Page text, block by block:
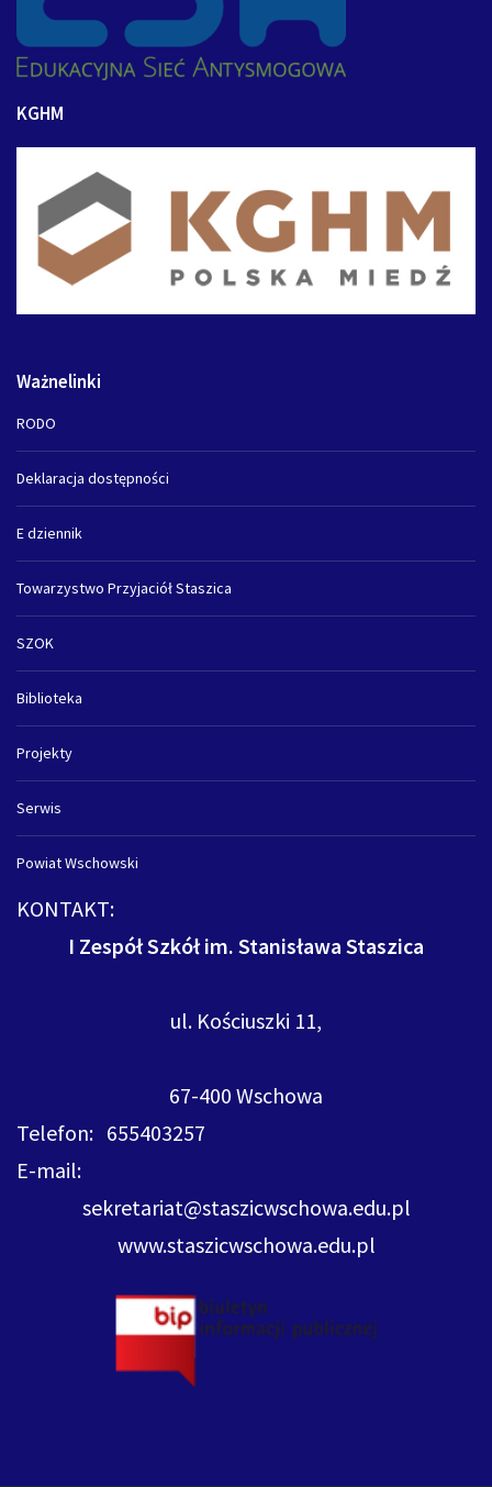
KGHM
Ważnelinki
RODO
Deklaracja dostępności
E dziennik
Towarzystwo Przyjaciół Staszica
SZOK
Biblioteka
Projekty
Serwis
Powiat Wschowski
KONTAKT:
I Zespół Szkół im. Stanisława Staszica
ul. Kościuszki 11,
67-400 Wschowa
Telefon: 655403257
E-mail:
sekretariat@staszicwschowa.edu.pl
www.staszicwschowa.edu.pl